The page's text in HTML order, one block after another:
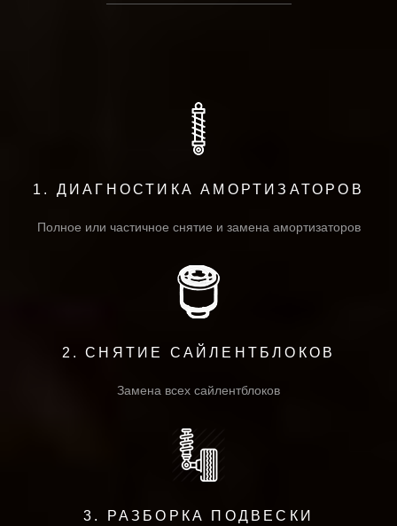
1. ДИАГНОСТИКА АМОРТИЗАТОРОВ
Полное или частичное снятие и замена амортизаторов
2. СНЯТИЕ САЙЛЕНТБЛОКОВ
Замена всех сайлентблоков
3. РАЗБОРКА ПОДВЕСКИ